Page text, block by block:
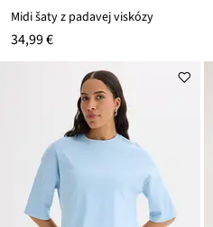
Midi šaty z padavej viskózy
34,99 €